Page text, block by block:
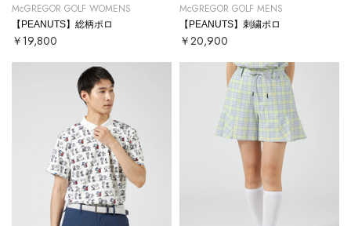
McGREGOR GOLF WOMENS
【PEANUTS】総柄ポロ
￥19,800
McGREGOR GOLF MENS
【PEANUTS】刺繍ポロ
￥20,900